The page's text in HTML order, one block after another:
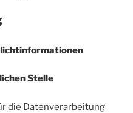
Stelle
die Datenverarbeitung